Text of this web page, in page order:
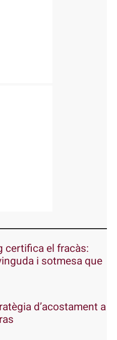
certifica el fracàs:
i sotmesa que
d’acostament a